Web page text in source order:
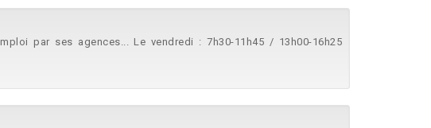
par ses agences... Le vendredi : 7h30-11h45 / 13h00-16h25